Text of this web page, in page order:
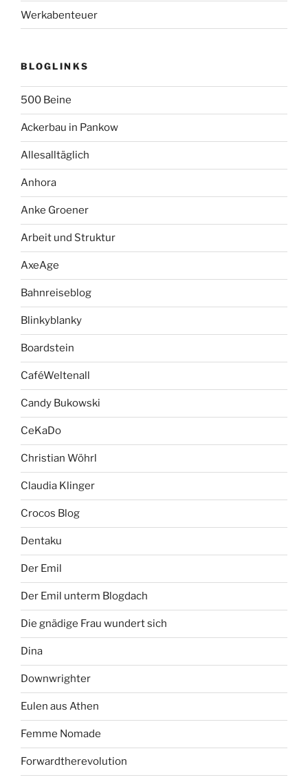
Werkabenteuer
BLOGLINKS
500 Beine
Ackerbau in Pankow
Allesalltäglich
Anhora
Anke Groener
Arbeit und Struktur
AxeAge
Bahnreiseblog
Blinkyblanky
Boardstein
CaféWeltenall
Candy Bukowski
CeKaDo
Christian Wöhrl
Claudia Klinger
Crocos Blog
Dentaku
Der Emil
Der Emil unterm Blogdach
Die gnädige Frau wundert sich
Dina
Downwrighter
Eulen aus Athen
Femme Nomade
Forwardtherevolution